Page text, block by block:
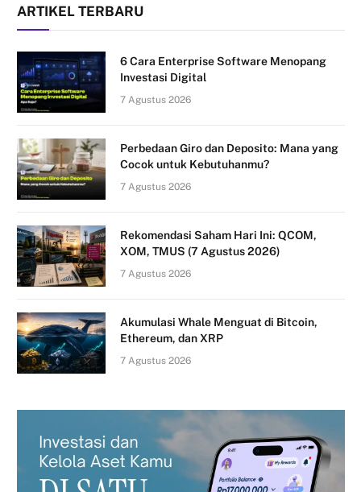
ARTIKEL TERBARU
6 Cara Enterprise Software Menopang
Investasi Digital
7 Agustus 2026
Perbedaan Giro dan Deposito: Mana yang
Cocok untuk Kebutuhanmu?
7 Agustus 2026
Rekomendasi Saham Hari Ini: QCOM,
XOM, TMUS (7 Agustus 2026)
7 Agustus 2026
Akumulasi Whale Menguat di Bitcoin,
Ethereum, dan XRP
7 Agustus 2026